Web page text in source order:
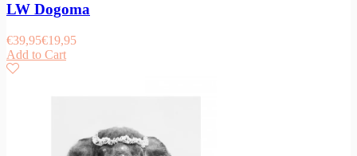
LW Dogoma
€39,95€19,95
Add to Cart